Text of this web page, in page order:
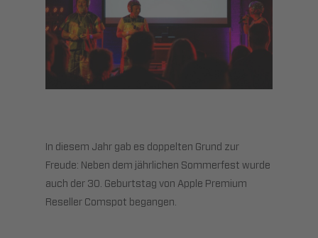
In diesem Jahr gab es doppelten Grund zur
Freude: Neben dem jährlichen Sommerfest wurde
auch der 30. Geburtstag von Apple Premium
Reseller Comspot begangen.